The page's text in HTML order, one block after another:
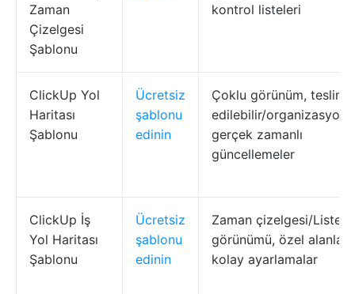
Zaman
Çizelgesi
Şablonu
kontrol listeleri
ClickUp Yol
Haritası
Şablonu
Ücretsiz
şablonu
edinin
Çoklu görünüm, teslim
edilebilir/organizasyon,
gerçek zamanlı
güncellemeler
ClickUp İş
Yol Haritası
Şablonu
Ücretsiz
şablonu
edinin
Zaman çizelgesi/Liste
görünümü, özel alanlar,
kolay ayarlamalar